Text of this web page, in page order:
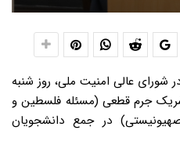
شورای عالی امنیت ملی، روز شنبه
شریک جرم قطعی (مسئله فلسطین و
در جمع دانشجویان